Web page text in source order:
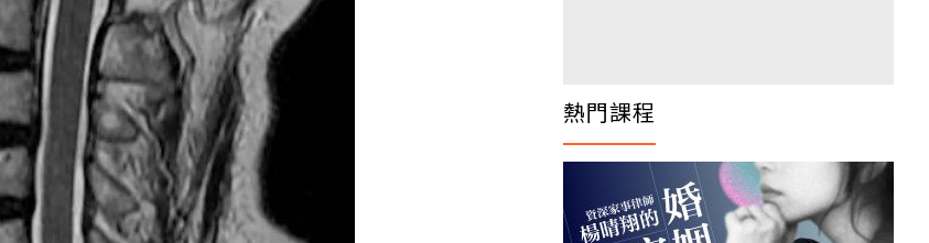
熱門課程